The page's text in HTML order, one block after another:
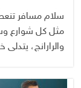
سلام مسافر
مثل كل شوارع
والرارانج، يتدلى